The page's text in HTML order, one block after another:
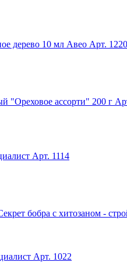
дерево 10 мл Авео Арт. 1220
"Ореховое ассорти" 200 г
Арт. 1114
бобра с хитозаном -
Арт. 1022